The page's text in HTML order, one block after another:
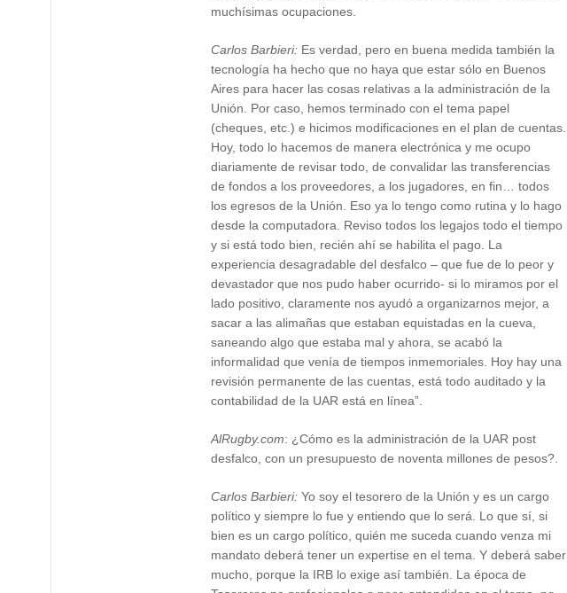
muchísimas ocupaciones.
Carlos Barbieri: Es verdad, pero en buena medida también la
tecnología ha hecho que no haya que estar sólo en Buenos
Aires para hacer las cosas relativas a la administración de la
Unión. Por caso, hemos terminado con el tema papel
(cheques, etc.) e hicimos modificaciones en el plan de cuentas.
Hoy, todo lo hacemos de manera electrónica y me ocupo
diariamente de revisar todo, de convalidar las transferencias
de fondos a los proveedores, a los jugadores, en fin… todos
los egresos de la Unión. Eso ya lo tengo como rutina y lo hago
desde la computadora. Reviso todos los legajos todo el tiempo
y si está todo bien, recién ahí se habilita el pago. La
experiencia desagradable del desfalco – que fue de lo peor y
devastador que nos pudo haber ocurrido- si lo miramos por el
lado positivo, claramente nos ayudó a organizarnos mejor, a
sacar a las alimañas que estaban equistadas en la cueva,
saneando algo que estaba mal y ahora, se acabó la
informalidad que venía de tiempos inmemoriales. Hoy hay una
revisión permanente de las cuentas, está todo auditado y la
contabilidad de la UAR está en línea”.
AlRugby.com: ¿Cómo es la administración de la UAR post
desfalco, con un presupuesto de noventa millones de pesos?.
Carlos Barbieri: Yo soy el tesorero de la Unión y es un cargo
político y siempre lo fue y entiendo que lo será. Lo que sí, si
bien es un cargo político, quién me suceda cuando venza mi
mandato deberá tener un expertise en el tema. Y deberá saber
mucho, porque la IRB lo exige así también. La época de